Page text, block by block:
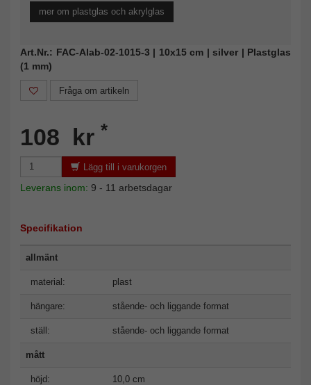
mer om plastglas och akrylglas
Art.Nr.: FAC-Alab-02-1015-3 | 10x15 cm | silver | Plastglas
(1 mm)
Fråga om artikeln
108 kr *
Lägg till i varukorgen
Leverans inom: 9 - 11 arbetsdagar
Specifikation
allmänt
material: plast
hängare: stående- och liggande format
ställ: stående- och liggande format
mått
höjd: 10,0 cm